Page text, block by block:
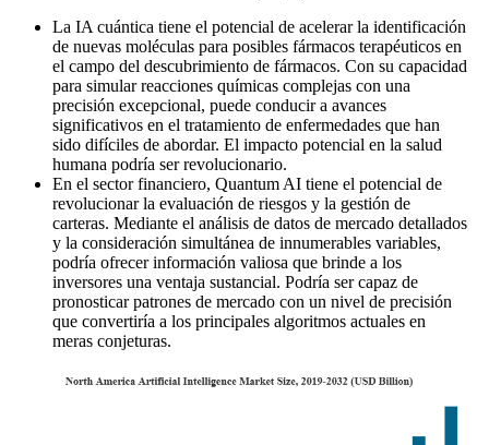
La IA cuántica tiene el potencial de acelerar la identificación
de nuevas moléculas para posibles fármacos terapéuticos en
el campo del descubrimiento de fármacos. Con su capacidad
para simular reacciones químicas complejas con una
precisión excepcional, puede conducir a avances
significativos en el tratamiento de enfermedades que han
sido difíciles de abordar. El impacto potencial en la salud
humana podría ser revolucionario.
En el sector financiero, Quantum AI tiene el potencial de
revolucionar la evaluación de riesgos y la gestión de
carteras. Mediante el análisis de datos de mercado detallados
y la consideración simultánea de innumerables variables,
podría ofrecer información valiosa que brinde a los
inversores una ventaja sustancial. Podría ser capaz de
pronosticar patrones de mercado con un nivel de precisión
que convertiría a los principales algoritmos actuales en
meras conjeturas.